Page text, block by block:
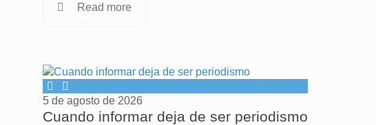
Read more
5 de agosto de 2026
Cuando informar deja de ser periodismo